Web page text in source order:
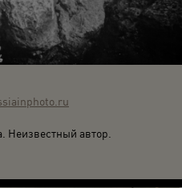
Неизвестный автор.